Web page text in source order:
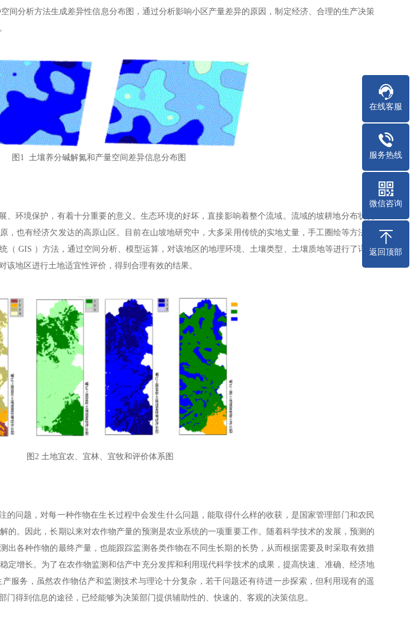
间分析方法生成差异性信息分布图，通过分析影响小区产量差异的原因，制定经济、合理的生产决策
图1 土壤养分碱解氮和产量空间差异信息分布图
环境保护，有着十分重要的意义。生态环境的好坏，直接影响着整个流域。流域的坡耕地分布状况
，也有经济欠发达的高原山区。目前在山坡地研究中，大多采用传统的实地丈量，手工圈绘等方法。
（ GIS ）方法，通过空间分析、模型运算，对该地区的地理环境、土壤类型、土壤质地等进行了详细
地区进行土地适宜性评价，得到合理有效的结果。
图2 土地宜农、宜林、宜牧和评价体系图
问题，对每一种作物在生长过程中会发生什么问题，能取得什么样的收获，是国家管理部门和农民
的。因此，长期以来对农作物产量的预测是农业系统的一项重要工作。随着科学技术的发展，预测的
出各种作物的最终产量，也能跟踪监测各类作物在不同生长期的长势，从而根据需要及时采取有效措
定增长。为了在农作物监测和估产中充分发挥和利用现代科学技术的成果，提高快速、准确、经济地
服务，虽然农作物估产和监测技术与理论十分复杂，若干问题还有待进一步探索，但利用现有的遥
门得到信息的途径，已经能够为决策部门提供辅助性的、快速的、客观的决策信息。
在线客服
服务热线
微信咨询
返回顶部